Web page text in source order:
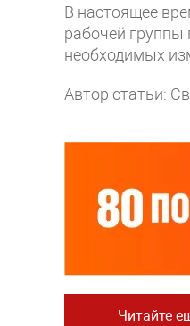
В настоящее
рабочей группы
необходимых
Автор статьи:
Читайте